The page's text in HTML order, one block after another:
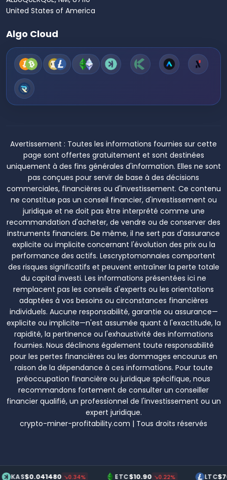
United States of America
Algo Cloud
Avertissement : Toutes les informations fournies sur cette
page sont offertes gratuitement et sont destinées
uniquement à des fins générales d'information. Elles ne sont
pas conçues pour servir de base à des décisions
commerciales, financières ou d'investissement. Ce contenu
ne constitue pas un conseil financier, d'investissement ou
juridique et ne doit pas être interprété comme une
recommandation d'acheter, de vendre ou de conserver des
instruments financiers. De même, il ne sert pas d'assurance
explicite ou implicite concernant l'évolution des prix ou la
performance des actifs. Lescryptomonnaies comportent
des risques significatifs et peuvent entraîner la perte totale
du capital investi. Les informations présentées ici ne
remplacent pas les conseils d'experts ou les orientations
adaptées à vos besoins ou circonstances financières
individuels. Aucune responsabilité, garantie ou assurance—
explicite ou implicite—n'est assumée quant à l'exactitude, la
rapidité, la pertinence ou l'exhaustivité des informations
fournies. Nous déclinons également toute responsabilité
pour les pertes financières ou les dommages encourus en
raison de la dépendance à ces informations. Pour toute
préoccupation financière ou juridique spécifique, nous
recommandons fortement de consulter un conseiller
financier qualifié, un professionnel de l'investissement ou un
expert juridique.
crypto-miner-profitability.com | Tous droits réservés
$0.041480 ↘0.34% $10.90 ↘0.22% $70.20